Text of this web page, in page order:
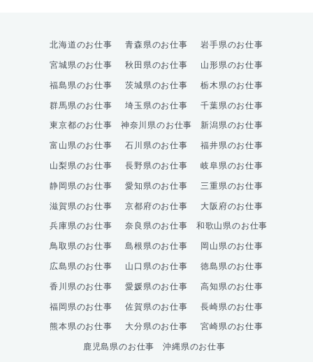
北海道のお仕事 青森県のお仕事 岩手県のお仕事
宮城県のお仕事 秋田県のお仕事 山形県のお仕事
福島県のお仕事 茨城県のお仕事 栃木県のお仕事
群馬県のお仕事 埼玉県のお仕事 千葉県のお仕事
東京都のお仕事 神奈川県のお仕事 新潟県のお仕事
富山県のお仕事 石川県のお仕事 福井県のお仕事
山梨県のお仕事 長野県のお仕事 岐阜県のお仕事
静岡県のお仕事 愛知県のお仕事 三重県のお仕事
滋賀県のお仕事 京都府のお仕事 大阪府のお仕事
兵庫県のお仕事 奈良県のお仕事 和歌山県のお仕事
鳥取県のお仕事 島根県のお仕事 岡山県のお仕事
広島県のお仕事 山口県のお仕事 徳島県のお仕事
香川県のお仕事 愛媛県のお仕事 高知県のお仕事
福岡県のお仕事 佐賀県のお仕事 長崎県のお仕事
熊本県のお仕事 大分県のお仕事 宮崎県のお仕事
鹿児島県のお仕事 沖縄県のお仕事